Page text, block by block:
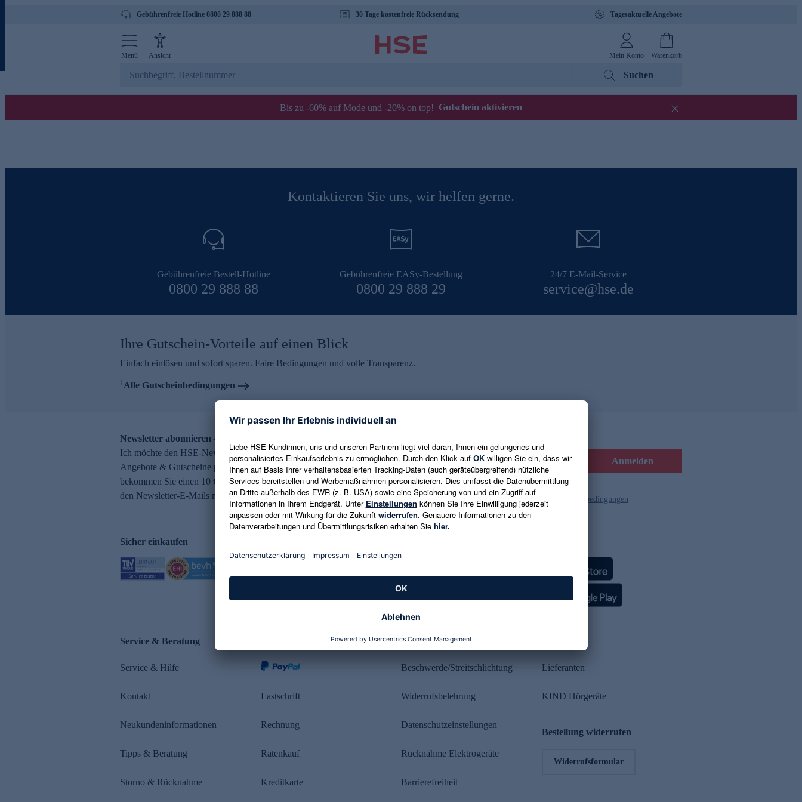
Gebührenfreie Hotline 0800 29 888 88 30 Tage kostenfreie Rücksendung Tagesaktuelle Angebote
Menü Ansicht Mein Konto Warenkorb
Suchen
Bis zu -60% auf Mode und -20% on top! Gutschein aktivieren
Kontaktieren Sie uns, wir helfen gerne.
Gebührenfreie Bestell-Hotline
0800 29 888 88
Gebührenfreie EASy-Bestellung
0800 29 888 29
24/7 E-Mail-Service
service@hse.de
Ihre Gutschein-Vorteile auf einen Blick
Einfach einlösen und sofort sparen. Faire Bedingungen und volle Transparenz.
1Alle Gutscheinbedingungen
Newsletter abonnieren – 10 € Gutschein erhalten
Ich möchte den HSE-Newsletter abonnieren und aktuelle Trends,
Angebote & Gutscheine per E-Mail erhalten. Als Dankeschön
bekommen Sie einen 10 € Gutschein. Eine Abmeldung ist jederzeit in
den Newsletter-E-Mails möglich.
E-Mail-Adresse eingeben Anmelden
Es gelten die Datenschutzrichtlinien und die Gutscheinbedingungen
Sicher einkaufen
Service & Beratung
Service & Hilfe
Kontakt
Neukundeninformationen
Tipps & Beratung
Storno & Rücknahme
Lastschrift
Rechnung
Ratenkauf
Kreditkarte
Rechtliches
Beschwerde/Streitschlichtung
Widerrufsbelehrung
Datenschutzeinstellungen
Rücknahme Elektrogeräte
Barrierefreiheit
Lieferanten
KIND Hörgeräte
Bestellung widerrufen
Widerrufsformular